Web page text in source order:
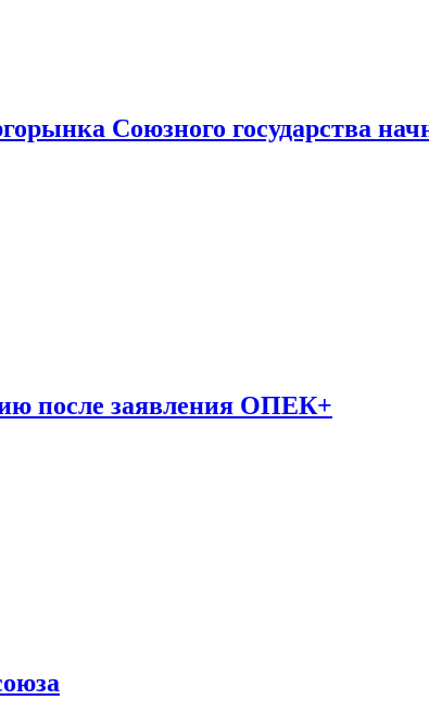
Союзного государства
после заявления ОПЕК+